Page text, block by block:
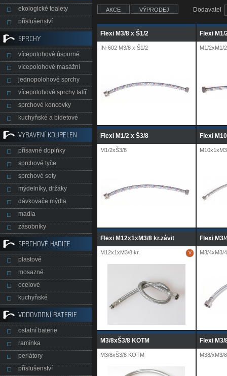
ekologické toalety
příslušenství
SPRCHY
vícepolohové úsporné
vícepolohové masážní
jednopolohové sprchy
vícepolohové sprchy talíř
sprchové koncovky
kuchyňské a bidetové
VYBAVENÍ KOUPELEN
přísavné doplňky
sprchové tyče
sprchové sety
mýdelníky, držáky
dávkovače mýdla
madla
zásobníky
SPRCHOVÉ HADICE
plastové
mosazné
ocelové
kuchyňské
VODOVODNÍ BATERIE
ostatní baterie
ramínka
perlátory
příslušenství
Dodavatel
AKCE VÝPRODEJ
Flexi M3/8 x Š1/2
IN-602 M3/8 x Š1/2
Flexi M1/
M1/2xM1/2
Flexi M1/2 x Š3/8
M1/2xŠ3/8
Flexi
Flexi M12x1xM3/8 kr.závit
M12x1xM3/8 kr. V
Flexi M3/
M3/4xM3/4
M3/8xŠ3/8 KOTM
M3/8xŠ3/8 KOTM
Flexi
M38/xM3/8